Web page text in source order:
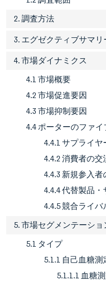
2. 調査方法
3. エグゼクティブサマリ
4. 市場ダイナミクス
4.1 市場概要
4.2 市場促進要因
4.3 市場抑制要因
4.4 ポーターのファ
4.4.1 サプライヤ
4.4.2 消費者の交
4.4.3 新規参入者
4.4.4 代替製品
4.4.5 競合ライバ
5. 市場セグメンテーショ
5.1 タイプ
5.1.1 自己血糖測
5.1.1.1 血糖